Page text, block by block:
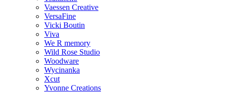
Vaessen Creative
VersaFine
Vicki Boutin
Viva
We R memory
Wild Rose Studio
Woodware
Wycinanka
Xcut
Yvonne Creations